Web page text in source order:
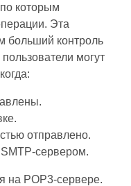
которым
Эта
больший контроль
могут
отправлено.
на POP3‑сервере.